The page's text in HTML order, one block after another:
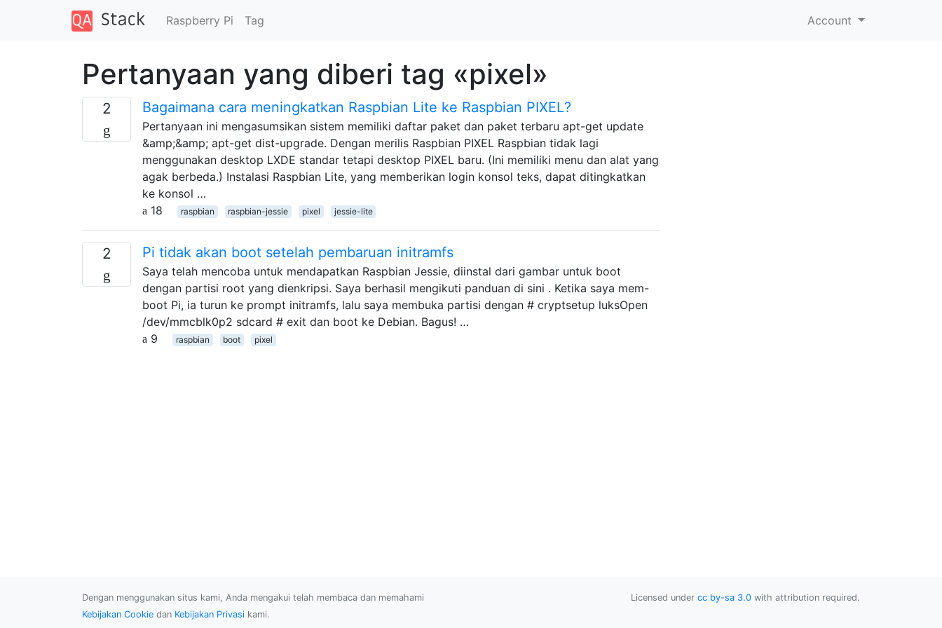
Raspberry Pi Tag Account
Pertanyaan yang diberi tag «pixel»
2 Bagaimana cara meningkatkan Raspbian Lite ke Raspbian PIXEL?
Pertanyaan ini mengasumsikan sistem memiliki daftar paket dan paket terbaru apt-get update
&amp;&amp; apt-get dist-upgrade. Dengan merilis Raspbian PIXEL Raspbian tidak lagi
menggunakan desktop LXDE standar tetapi desktop PIXEL baru. (Ini memiliki menu dan alat yang
agak berbeda.) Instalasi Raspbian Lite, yang memberikan login konsol teks, dapat ditingkatkan
ke konsol …
18
raspbian raspbian-jessie pixel jessie-lite
2 Pi tidak akan boot setelah pembaruan initramfs
Saya telah mencoba untuk mendapatkan Raspbian Jessie, diinstal dari gambar untuk boot
dengan partisi root yang dienkripsi. Saya berhasil mengikuti panduan di sini . Ketika saya mem-
boot Pi, ia turun ke prompt initramfs, lalu saya membuka partisi dengan # cryptsetup luksOpen
/dev/mmcblk0p2 sdcard # exit dan boot ke Debian. Bagus! …
9
raspbian boot pixel
Dengan menggunakan situs kami, Anda mengakui telah membaca dan memahami
Kebijakan Cookie dan Kebijakan Privasi kami.
Licensed under cc by-sa 3.0 with attribution required.